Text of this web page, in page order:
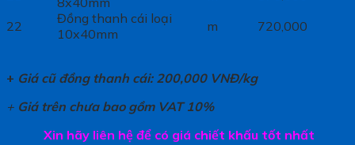
22
Đồng thanh cái loại
10x40mm
m 720,000
+ Giá cũ đồng thanh cái: 200,000 VNĐ/kg
+ Giá trên chưa bao gồm VAT 10%
Xin hãy liên hệ để có giá chiết khấu tốt nhất